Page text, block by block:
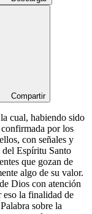
Compartir
cual, habiendo sido
por los
con señales y
Espíritu Santo
que gozan de
algo de su valor.
Dios con atención
eso la finalidad de
sobre la